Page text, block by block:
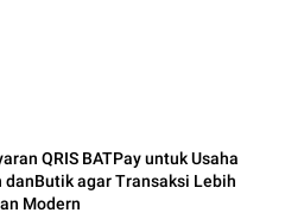
QRIS BATPay untuk Usaha
danButik agar Transaksi Lebih
Modern